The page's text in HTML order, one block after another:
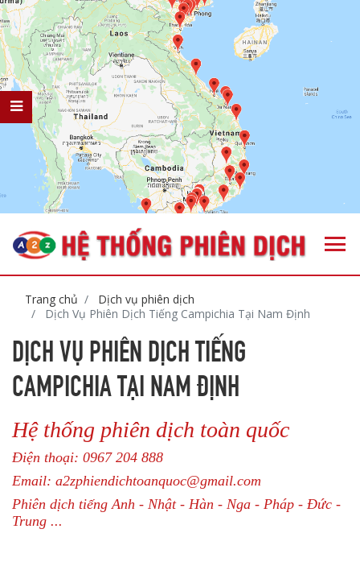
Trang chủ
Dịch vụ phiên dịch
Dịch Vụ Phiên Dịch Tiếng Campichia Tại Nam Định
DỊCH VỤ PHIÊN DỊCH TIẾNG
CAMPICHIA TẠI NAM ĐỊNH
Hệ thống phiên dịch toàn quốc
Điện thoại: 0967 204 888
Email: a2zphiendichtoanquoc@gmail.com
Phiên dịch tiếng Anh - Nhật - Hàn - Nga - Pháp - Đức -
Trung ...